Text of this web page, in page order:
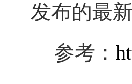
发布的最
参考：